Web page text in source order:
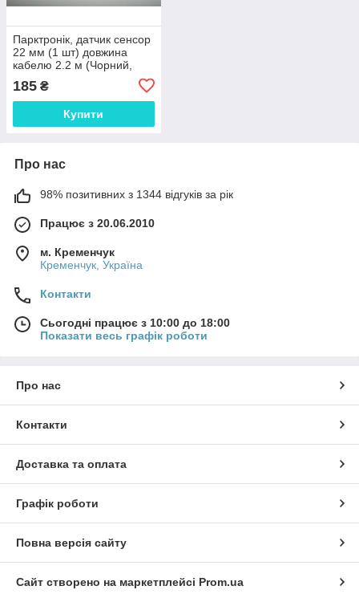
Парктронік, датчик сенсор
22 мм (1 шт) довжина
кабелю 2.2 м (Чорний,
фарбуватися балончиком
у будь-який потрібний
колір)
185 ₴
Купити
Про нас
98% позитивних з 1344 відгуків за рік
Працює з 20.06.2010
м. Кременчук
Кременчук, Україна
Контакти
Сьогодні працює з 10:00 до 18:00
Показати весь графік роботи
Про нас
Контакти
Доставка та оплата
Графік роботи
Повна версія сайту
Сайт створено на маркетплейсі Prom.ua